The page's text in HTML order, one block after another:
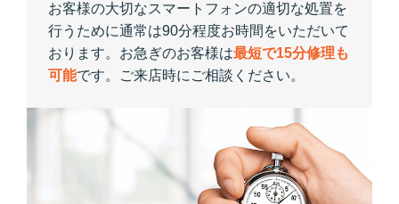
お客様の大切なスマートフォンの適切な処置を
行うために通常は90分程度お時間をいただいて
おります。お急ぎのお客様は最短で15分修理も
可能です。ご来店時にご相談ください。